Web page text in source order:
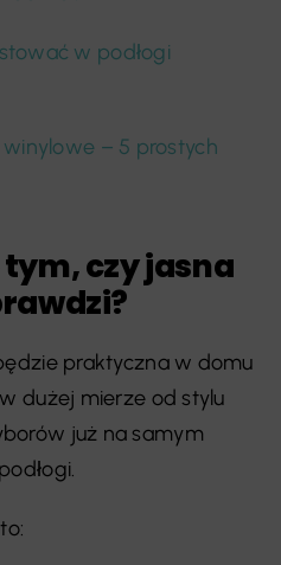
w podłogi
– 5 prostych
czy jasna
praktyczna w domu
dużej mierze od stylu
już na samym